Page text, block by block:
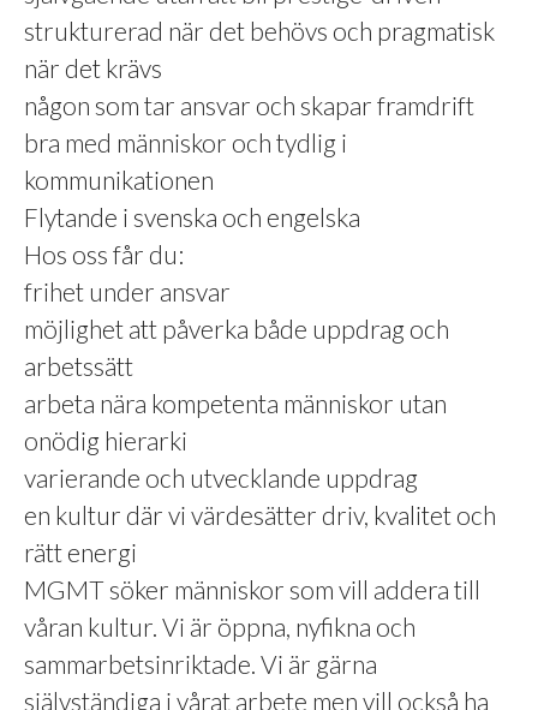
strukturerad när det behövs och pragmatisk
när det krävs
någon som tar ansvar och skapar framdrift
bra med människor och tydlig i
kommunikationen
Flytande i svenska och engelska
Hos oss får du:
frihet under ansvar
möjlighet att påverka både uppdrag och
arbetssätt
arbeta nära kompetenta människor utan
onödig hierarki
varierande och utvecklande uppdrag
en kultur där vi värdesätter driv, kvalitet och
rätt energi
MGMT söker människor som vill addera till
våran kultur. Vi är öppna, nyfikna och
sammarbetsinriktade. Vi är gärna
självständiga i vårat arbete men vill också ha